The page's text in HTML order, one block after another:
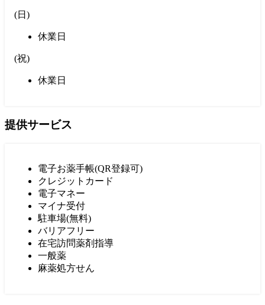
(日 )
休業日
(祝)
休業日
提供サービス
電子お薬手帳(QR登録可)
クレジットカード
電子マネー
マイナ受付
駐車場(無料)
バリアフリー
在宅訪問薬剤指導
一般薬
麻薬処方せん